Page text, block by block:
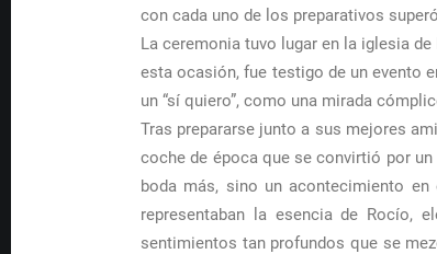
con cada uno de los preparativos
La ceremonia tuvo lugar en la iglesia
esta ocasión, fue testigo de un evento
un “sí quiero”, como una mirada
Tras prepararse junto a sus mejores
coche de época que se convirtió por
boda más, sino un acontecimiento
representaban la esencia de Rocío,
sentimientos tan profundos que se